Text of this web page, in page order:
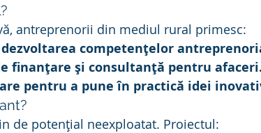
antreprenorii din mediul rural primesc:
competențelor
finanțare și consultanță pentru afaceri.
pentru a pune în practică idei
de potențial neexploatat. Proiectul: